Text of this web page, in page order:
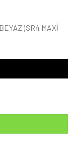
(SR4 MAXİ